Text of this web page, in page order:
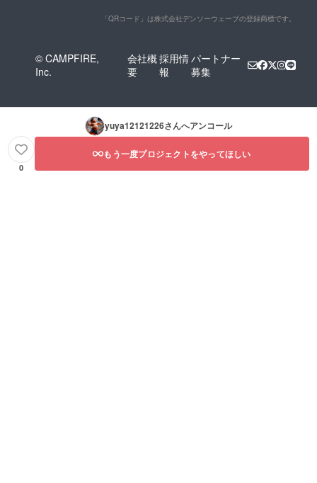
「QRコード」は株式会社デンソーウェーブの登録商標です。
© CAMPFIRE,
Inc.
会社概
要
採用情
報
パートナー
募集
yuya12121226さんへアンコール
0
もう一度プロジェクトをやってほしい